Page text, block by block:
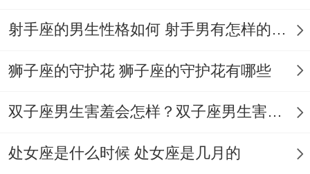
欺骗 | 争吵/冷战 | 表面原谅；
想起来真是 - 暗中收集证据反击;遇竞争 | 阳
为完成项目可连续三个月凌晨两点下班.
射手座的男生性格如何 射手男有怎样的性格
狮子座的守护花 狮子座的守护花有哪些
双子座男生害羞会怎样？双子座男生害羞的表现 双子座男生害羞会怎么样
处女座是什么时候 处女座是几月的